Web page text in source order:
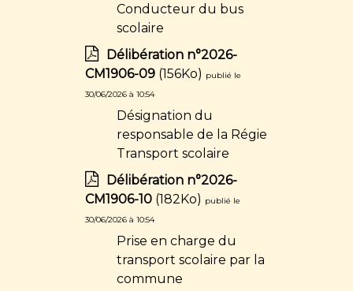
Conducteur du bus
scolaire
Délibération n°2026-
CM1906-09(156Ko) publié le
30/06/2026 à 10:54
Désignation du
responsable de la Régie
Transport scolaire
Délibération n°2026-
CM1906-10(182Ko) publié le
30/06/2026 à 10:54
Prise en charge du
transport scolaire par la
commune